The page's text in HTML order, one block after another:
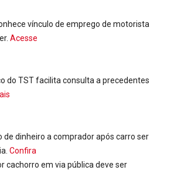
vínculo de emprego de motorista
Acesse
do TST facilita consulta a precedentes
de dinheiro a comprador após carro ser
Confira
cachorro em via pública deve ser